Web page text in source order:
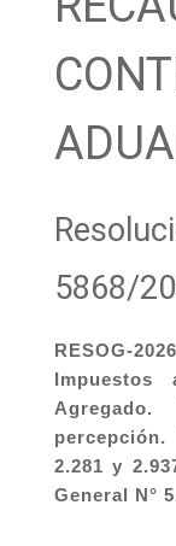
5868/
RESOG-
2.281 y
General N°